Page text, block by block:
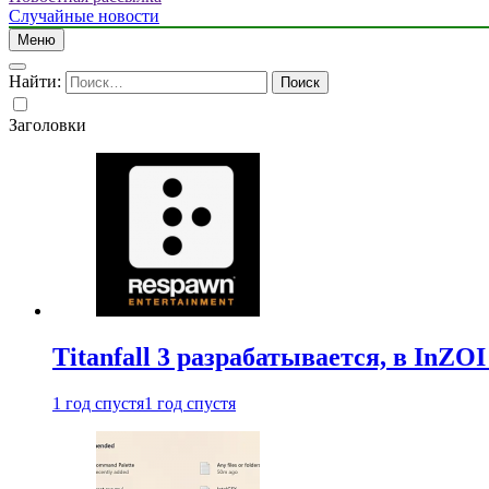
Случайные новости
Меню
Найти:
Заголовки
Titanfall 3 разрабатывается, в
1 год спустя1 год спустя